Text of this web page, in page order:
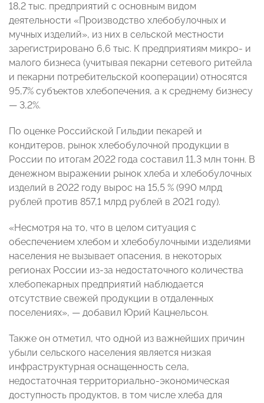
18,2 тыс. предприятий с основным видом
деятельности «Производство хлебобулочных и
мучных изделий», из них в сельской местности
зарегистрировано 6,6 тыс. К предприятиям микро- и
малого бизнеса (учитывая пекарни сетевого ритейла
и пекарни потребительской кооперации) относятся
95,7% субъектов хлебопечения, а к среднему бизнесу
— 3,2%.
По оценке Российской Гильдии пекарей и
кондитеров, рынок хлебобулочной продукции в
России по итогам 2022 года составил 11,3 млн тонн. В
денежном выражении рынок хлеба и хлебобулочных
изделий в 2022 году вырос на 15,5 % (990 млрд
рублей против 857,1 млрд рублей в 2021 году).
«Несмотря на то, что в целом ситуация с
обеспечением хлебом и хлебобулочными изделиями
населения не вызывает опасения, в некоторых
регионах России из-за недостаточного количества
хлебопекарных предприятий наблюдается
отсутствие свежей продукции в отдаленных
поселениях», — добавил Юрий Кацнельсон.
Также он отметил, что одной из важнейших причин
убыли сельского населения является низкая
инфраструктурная оснащенность села,
недостаточная территориально-экономическая
доступность продуктов, в том числе хлеба для